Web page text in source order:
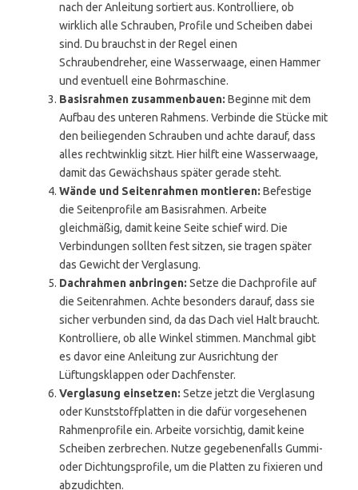
nach der Anleitung sortiert aus. Kontrolliere, ob
wirklich alle Schrauben, Profile und Scheiben dabei
sind. Du brauchst in der Regel einen
Schraubendreher, eine Wasserwaage, einen Hammer
und eventuell eine Bohrmaschine.
Basisrahmen zusammenbauen: Beginne mit dem
Aufbau des unteren Rahmens. Verbinde die Stücke mit
den beiliegenden Schrauben und achte darauf, dass
alles rechtwinklig sitzt. Hier hilft eine Wasserwaage,
damit das Gewächshaus später gerade steht.
Wände und Seitenrahmen montieren: Befestige
die Seitenprofile am Basisrahmen. Arbeite
gleichmäßig, damit keine Seite schief wird. Die
Verbindungen sollten fest sitzen, sie tragen später
das Gewicht der Verglasung.
Dachrahmen anbringen: Setze die Dachprofile auf
die Seitenrahmen. Achte besonders darauf, dass sie
sicher verbunden sind, da das Dach viel Halt braucht.
Kontrolliere, ob alle Winkel stimmen. Manchmal gibt
es davor eine Anleitung zur Ausrichtung der
Lüftungsklappen oder Dachfenster.
Verglasung einsetzen: Setze jetzt die Verglasung
oder Kunststoffplatten in die dafür vorgesehenen
Rahmenprofile ein. Arbeite vorsichtig, damit keine
Scheiben zerbrechen. Nutze gegebenenfalls Gummi-
oder Dichtungsprofile, um die Platten zu fixieren und
abzudichten.